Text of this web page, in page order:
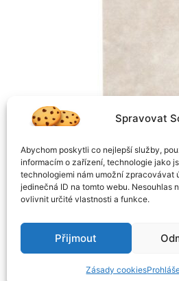
Spravovat
Abychom poskytli co nejlepší služby,
informacím o zařízení, technologie jako
technologiemi nám umožní zpracovávat
jedinečná ID na tomto webu. Nesouhlas
ovlivnit určité vlastnosti a funkce.
Přijmout
Zásady cookies